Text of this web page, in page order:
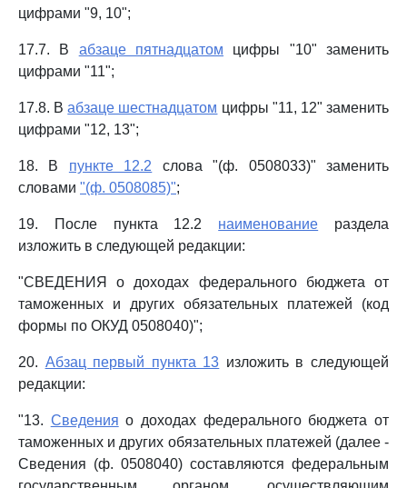
цифрами "9, 10";
17.7. В абзаце пятнадцатом цифры "10" заменить
цифрами "11";
17.8. Вабзаце шестнадцатом цифры "11, 12" заменить
цифрами "12, 13";
18. В пункте 12.2 слова "(ф. 0508033)" заменить
словами "(ф. 0508085)";
19. После пункта 12.2 наименование раздела
изложить в следующей редакции:
"СВЕДЕНИЯ о доходах федерального бюджета от
таможенных и других обязательных платежей (код
формы по ОКУД 0508040)";
20. Абзац первый пункта 13 изложить в следующей
редакции:
"13. Сведения о доходах федерального бюджета от
таможенных и других обязательных платежей (далее -
Сведения (ф. 0508040) составляются федеральным